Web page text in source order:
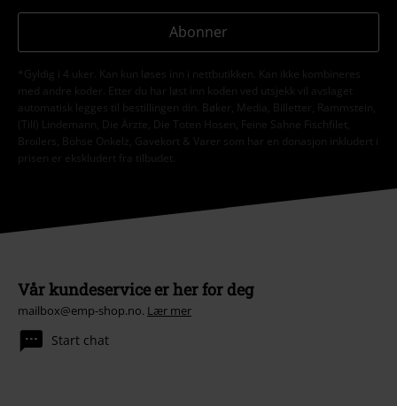
Abonner
*Gyldig i 4 uker. Kan kun løses inn i nettbutikken. Kan ikke kombineres
med andre koder. Etter du har løst inn koden ved utsjekk vil avslaget
automatisk legges til bestillingen din. Bøker, Media, Billetter, Rammstein,
(Till) Lindemann, Die Ärzte, Die Toten Hosen, Feine Sahne Fischfilet,
Broilers, Böhse Onkelz, Gavekort & Varer som har en donasjon inkludert i
prisen er ekskludert fra tilbudet.
Vår kundeservice er her for deg
mailbox@emp-shop.no. Lær mer
Start chat